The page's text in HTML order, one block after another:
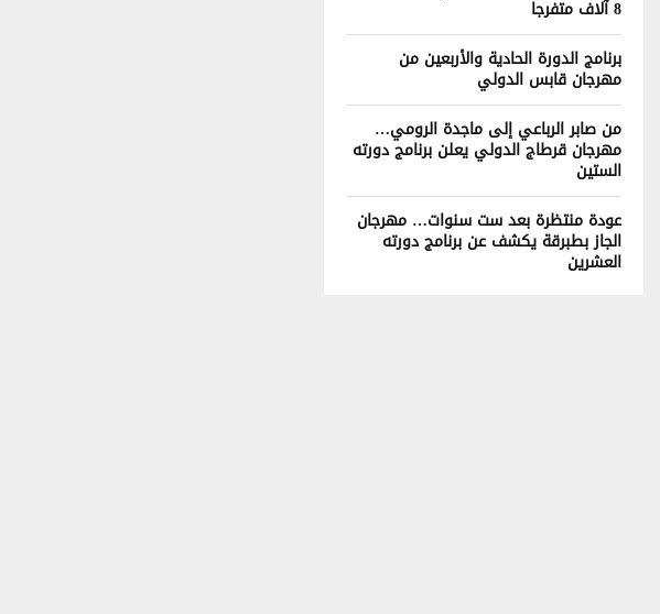
8 آلاف متفرجا
برنامج الدورة الحادية والأربعين من
مهرجان قابس الدولي
من صابر الرباعي إلى ماجدة الرومي…
مهرجان قرطاج الدولي يعلن برنامج دورته
الستين
عودة منتظرة بعد ست سنوات… مهرجان
الجاز بطبرقة يكشف عن برنامج دورته
العشرين